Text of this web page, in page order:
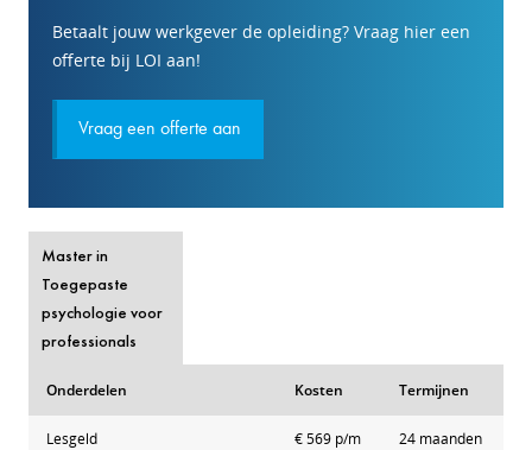
Betaalt jouw werkgever de opleiding? Vraag hier een
offerte bij LOI aan!
Vraag een offerte aan
Master in
Toegepaste
psychologie voor
professionals
Onderdelen Kosten Termijnen
Lesgeld € 569 p/m 24 maanden